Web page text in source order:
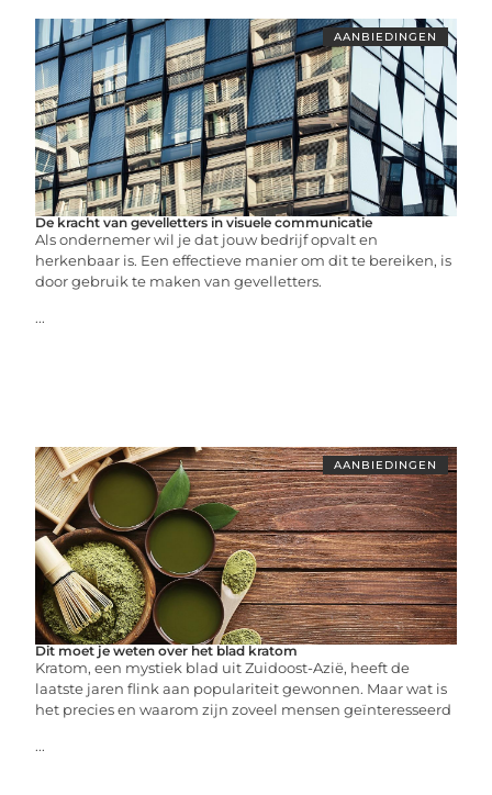
AANBIEDINGEN
De kracht van gevelletters in visuele communicatie
Als ondernemer wil je dat jouw bedrijf opvalt en
herkenbaar is. Een effectieve manier om dit te bereiken, is
door gebruik te maken van gevelletters.
...
AANBIEDINGEN
Dit moet je weten over het blad kratom
Kratom, een mystiek blad uit Zuidoost-Azië, heeft de
laatste jaren flink aan populariteit gewonnen. Maar wat is
het precies en waarom zijn zoveel mensen geïnteresseerd
...